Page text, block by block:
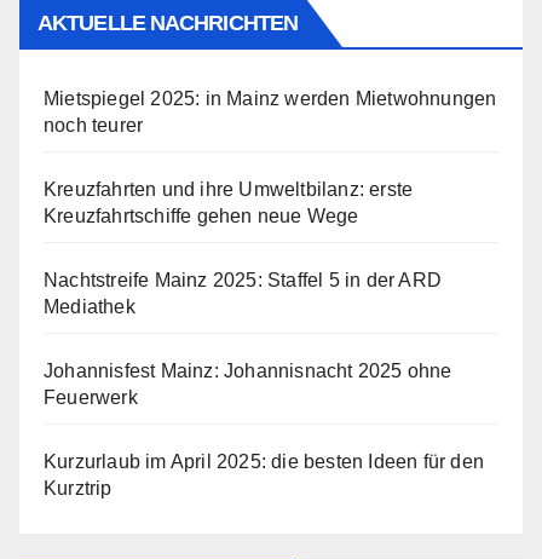
AKTUELLE NACHRICHTEN
Mietspiegel 2025: in Mainz werden Mietwohnungen
noch teurer
Kreuzfahrten und ihre Umweltbilanz: erste
Kreuzfahrtschiffe gehen neue Wege
Nachtstreife Mainz 2025: Staffel 5 in der ARD
Mediathek
Johannisfest Mainz: Johannisnacht 2025 ohne
Feuerwerk
Kurzurlaub im April 2025: die besten Ideen für den
Kurztrip